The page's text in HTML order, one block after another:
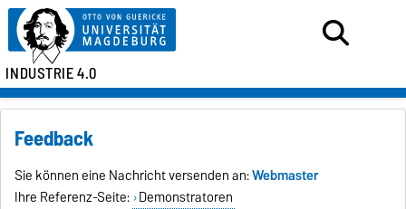
INDUSTRIE 4.0
Feedback
Sie können eine Nachricht versenden an:Webmaster
Ihre Referenz-Seite: Demonstratoren